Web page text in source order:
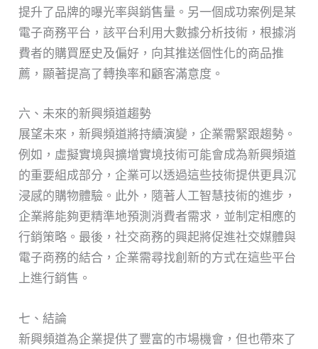
提升了品牌的曝光率與銷售量。另一個成功案例是某
電子商務平台，該平台利用大數據分析技術，根據消
費者的購買歷史及偏好，向其推送個性化的商品推
薦，顯著提高了轉換率和顧客滿意度。
六、未來的新興頻道趨勢
展望未來，新興頻道將持續演變，企業需緊跟趨勢。
例如，虛擬實境與擴增實境技術可能會成為新興頻道
的重要組成部分，企業可以透過這些技術提供更具沉
浸感的購物體驗。此外，隨著人工智慧技術的進步，
企業將能夠更精準地預測消費者需求，並制定相應的
行銷策略。最後，社交商務的興起將促進社交媒體與
電子商務的結合，企業需尋找創新的方式在這些平台
上進行銷售。
七、結論
新興頻道為企業提供了豐富的市場機會，但也帶來了